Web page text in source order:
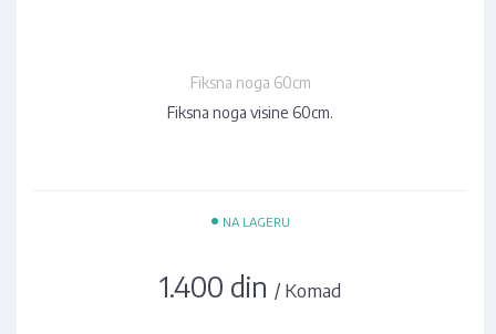
Fiksna noga 60cm
Fiksna noga visine 60cm.
• NA LAGERU
1.400 din / Komad